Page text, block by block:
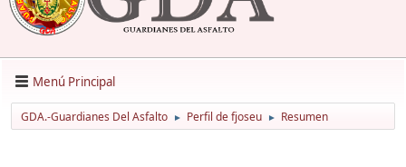
Menú Principal
GDA.-Guardianes Del Asfalto ► Perfil de fjoseu ► Resumen